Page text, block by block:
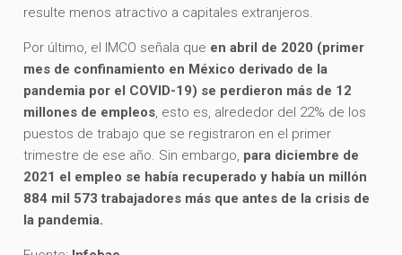
resulte menos atractivo a capitales extranjeros.
Por último, el IMCO señala que en abril de 2020 (primer
mes de confinamiento en México derivado de la
pandemia por el COVID-19) se perdieron más de 12
millones de empleos, esto es, alrededor del 22% de los
puestos de trabajo que se registraron en el primer
trimestre de ese año. Sin embargo, para diciembre de
2021 el empleo se había recuperado y había un millón
884 mil 573 trabajadores más que antes de la crisis de
la pandemia.